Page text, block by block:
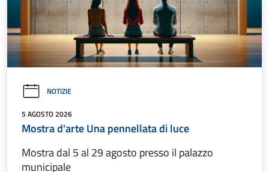
NOTIZIE
5 AGOSTO 2026
Mostra d'arte Una pennellata di luce
Mostra dal 5 al 29 agosto presso il palazzo
municipale